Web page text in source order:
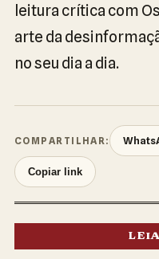
leitura crítica com
arte da
no seu dia a dia.
COMPARTILHAR:
Copiar link